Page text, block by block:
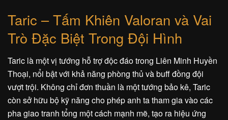
Taric – Tấm Khiên Valoran và Vai
Trò Đặc Biệt Trong Đội Hình
Taric là một vị tướng hỗ trợ độc đáo trong Liên Minh Huyền
Thoại, nổi bật với khả năng phòng thủ và buff đồng đội
vượt trội. Không chỉ đơn thuần là một tướng bảo kê, Taric
còn sở hữu bộ kỹ năng cho phép anh ta tham gia vào các
pha giao tranh tổng một cách mạnh mẽ, tạo ra hiệu ứng